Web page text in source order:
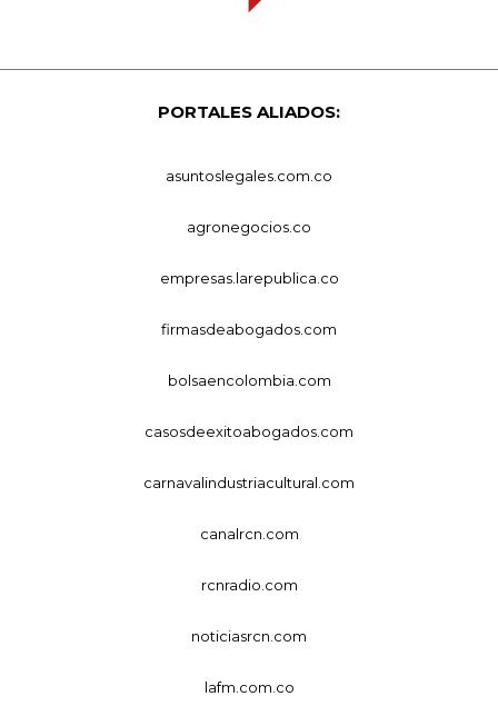
PORTALES ALIADOS:
asuntoslegales.com.co
agronegocios.co
empresas.larepublica.co
firmasdeabogados.com
bolsaencolombia.com
casosdeexitoabogados.com
carnavalindustriacultural.com
canalrcn.com
rcnradio.com
noticiasrcn.com
lafm.com.co